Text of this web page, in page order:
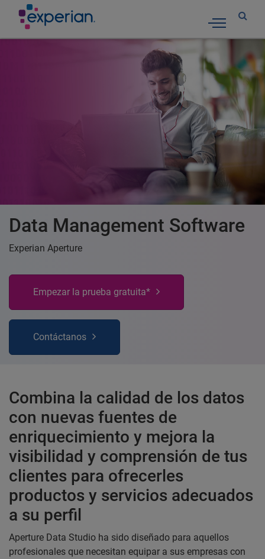
Toggle
Data Management Software
Experian Aperture
Empezar la prueba gratuita*
Contáctanos
Combina la calidad de los datos
con nuevas fuentes de
enriquecimiento y mejora la
visibilidad y comprensión de tus
clientes para ofrecerles
productos y servicios adecuados
a su perfil
Aperture Data Studio ha sido diseñado para aquellos
profesionales que necesitan equipar a sus empresas con